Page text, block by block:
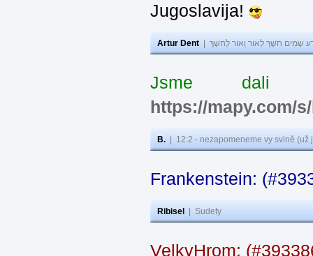
Jugoslavija!
Artur Dent שָׂמִים חֹשֶׁךְ לְאוֹר וְאוֹר לְחֹשֶׁךְ
Jsme dali
https://mapy.com/
B. 12:2 - nezapomeneme vy svině
Frankenstein:
Ribisel Sudety
VelkyHrom: